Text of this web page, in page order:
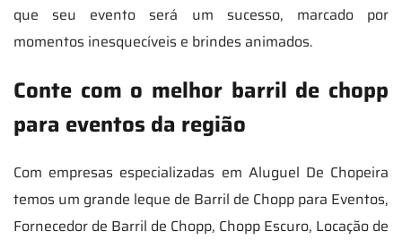
que seu evento será um sucesso, marcado por
momentos inesquecíveis e brindes animados.
Conte com o melhor barril de chopp
para eventos da região
Com empresas especializadas em Aluguel De Chopeira
temos um grande leque de Barril de Chopp para Eventos,
Fornecedor de Barril de Chopp, Chopp Escuro, Locação de